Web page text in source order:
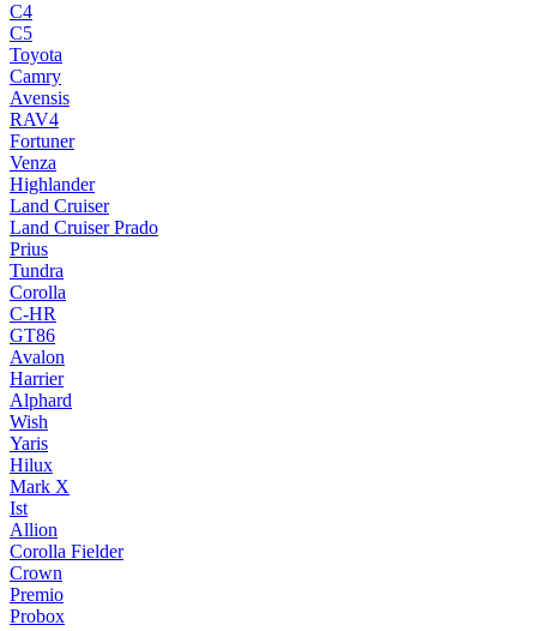
C4
C5
Toyota
Camry
Avensis
RAV4
Fortuner
Venza
Highlander
Land Cruiser
Land Cruiser Prado
Prius
Tundra
Corolla
C-HR
GT86
Avalon
Harrier
Alphard
Wish
Yaris
Hilux
Mark X
Ist
Allion
Corolla Fielder
Crown
Premio
Probox